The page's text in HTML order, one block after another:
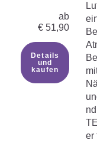
ab
€ 51,90
Details
und
kaufen
er